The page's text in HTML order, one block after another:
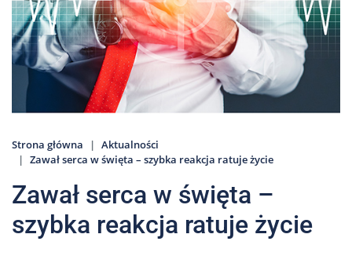
Strona główna
Aktualności
Zawał serca w święta – szybka reakcja ratuje życie
Zawał serca w święta –
szybka reakcja ratuje życie